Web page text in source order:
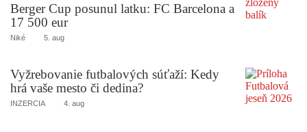
Berger Cup posunul latku: FC Barcelona a
17 500 eur
Niké 5. aug
Vyžrebovanie futbalových súťaží: Kedy
hrá vaše mesto či dedina?
INZERCIA 4. aug